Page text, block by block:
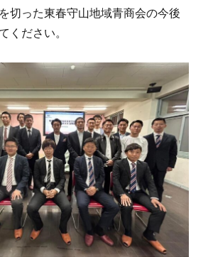
切った東春守山地域青商会の今後
ください。